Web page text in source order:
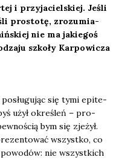
i przy­ja­ciel­skiej. Jeśli
pro­sto­tę, zro­zu­mia­
nie ma jakie­goś
szko­ły Kar­po­wi­cza
posłu­gu­jąc się tymi epi­te­
użył okre­śleń – pro­
bym się zje­żył.
wszyst­ko, co
nie wszyst­kich